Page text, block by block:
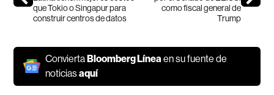
que Tokio o Singapur para
construir centros de datos
como fiscal general de
Trump
ConviertaBloomberg Línea en su fuente de
noticiasaquí